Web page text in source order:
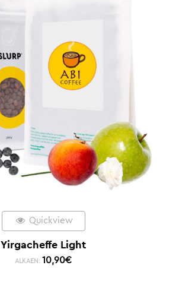
Quickview
Yirgacheffe Light
ALKAEN: 10,90€